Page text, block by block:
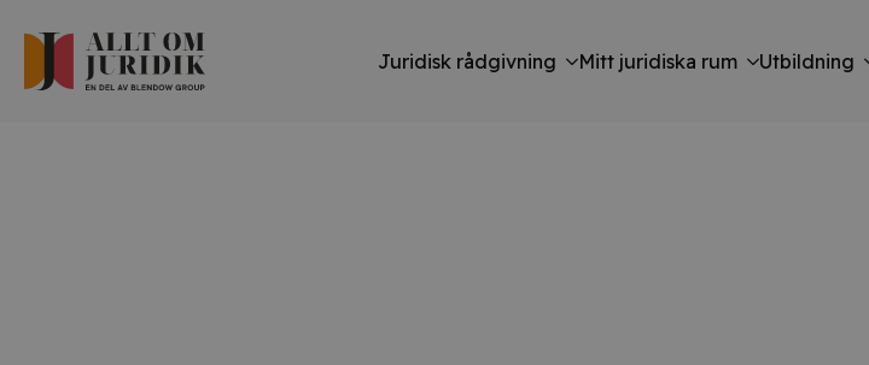
Juridisk rådgivning Mitt juridiska rum Utbildning